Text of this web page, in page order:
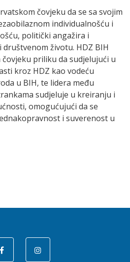
čovjeku da se sa svojim
individualnošću i
politički angažira i
životu. HDZ BIH
priliku da sudjelujući u
kroz HDZ kao vodeću
u BIH, te lidera među
sudjeluje u kreiranju i
omogućujući da se
i suverenost u